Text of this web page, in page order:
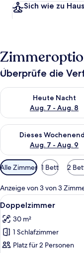
Sich wie zu
Überprüfe die
Heute Nacht
Aug. 7 - Aug. 8
Überprüfe die
Dieses
Aug. 7 - Aug. 9
Überprüfe die
Verfügbare
Filter
für
Zimmer
Alle Zimmer 1 Bett 2
Anzeige von 3 von 3
Alle
Fotos
für
Doppelzimmer
anzeigen
5
Doppelzimmer
30 m²
1 Schlafzimmer
Platz für 2 Personen